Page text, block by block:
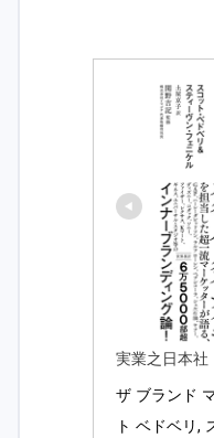
実業之日本社
ザ ブランド
ト ベドベリ,